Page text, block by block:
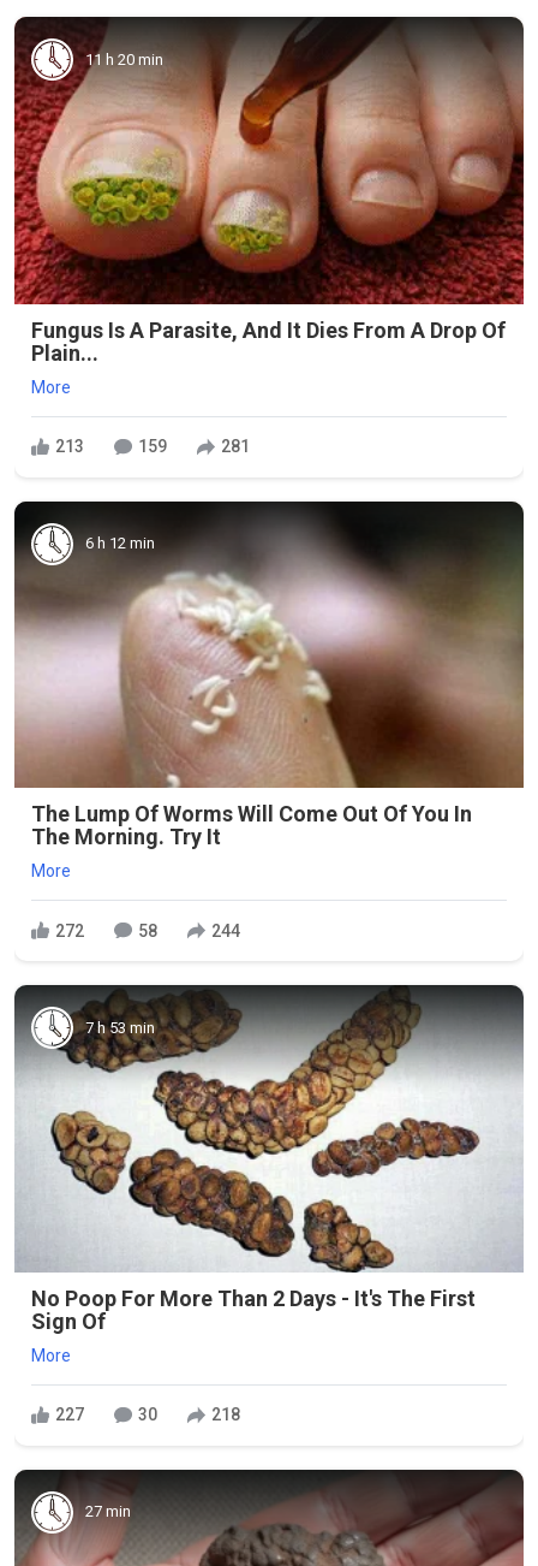
11 h 20 min
Fungus Is A Parasite, And It Dies From A Drop Of
Plain...
More
213 159 281
6 h 12 min
The Lump Of Worms Will Come Out Of You In
The Morning. Try It
More
272 58 244
7 h 53 min
No Poop For More Than 2 Days - It's The First
Sign Of
More
227 30 218
27 min